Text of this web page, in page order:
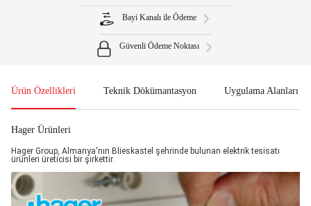
Bayi Kanalı ile Ödeme
Güvenli Ödeme Noktası
Ürün Özellikleri Teknik Dökümantasyon Uygulama Alanları
Hager Ürünleri
Hager Group, Almanya'nın Blieskastel şehrinde bulunan elektrik tesisatı
ürünleri üreticisi bir şirkettir.